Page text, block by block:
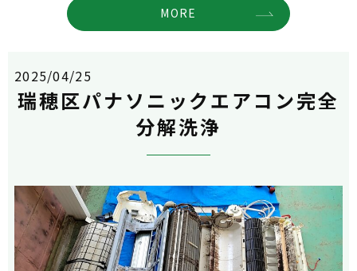
MORE
2025/04/25
瑞穂区パナソニックエアコン完全
分解洗浄